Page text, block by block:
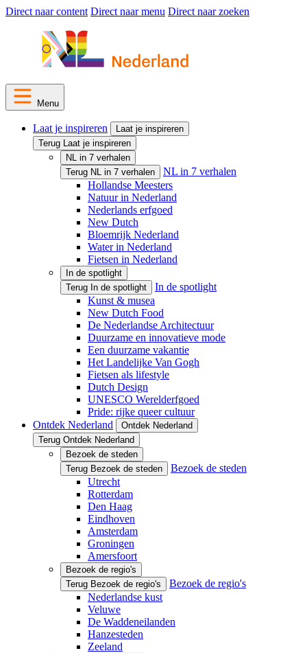
Direct naar content Direct naar menu Direct naar zoeken
Menu
Laat je inspireren
Laat je inspireren
Terug Laat je inspireren
NL in 7 verhalen
Terug NL in 7 verhalen
NL in 7 verhalen
Hollandse Meesters
Natuur in Nederland
Nederlands erfgoed
New Dutch
Bloemrijk Nederland
Water in Nederland
Fietsen in Nederland
In de spotlight
Terug In de spotlight
In de spotlight
Kunst & musea
New Dutch Food
De Nederlandse Architectuur
Duurzame en innovatieve mode
Een duurzame vakantie
Het Landelijke Van Gogh
Fietsen als lifestyle
Dutch Design
UNESCO Werelderfgoed
Pride: rijke queer cultuur
Ontdek Nederland
Ontdek Nederland
Terug Ontdek Nederland
Bezoek de steden
Terug Bezoek de steden
Bezoek de steden
Utrecht
Rotterdam
Den Haag
Eindhoven
Amsterdam
Groningen
Amersfoort
Bezoek de regio's
Terug Bezoek de regio's
Bezoek de regio's
Nederlandse kust
Veluwe
De Waddeneilanden
Hanzesteden
Zeeland